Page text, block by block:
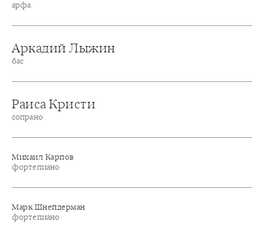
арфа
Аркадий Лыжин
бас
Раиса Кристи
сопрано
Михаил Карпов
фортепиано
Марк Шнейдерман
фортепиано